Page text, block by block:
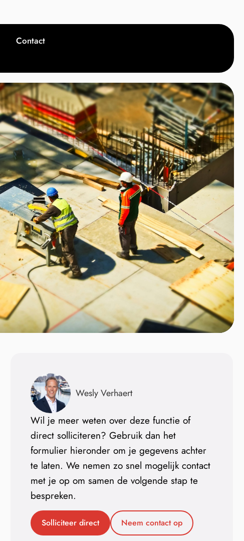
Contact
Wesly Verhaert
Wil je meer weten over deze functie of
direct solliciteren? Gebruik dan het
formulier hieronder om je gegevens achter
te laten. We nemen zo snel mogelijk contact
met je op om samen de volgende stap te
bespreken.
Solliciteer direct Neem contact op